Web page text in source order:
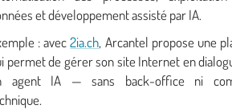
et développement assisté par IA.
: avec2ia.ch, Arcantel propose une
permet de gérer son site Internet en
agent IA — sans back-office ni